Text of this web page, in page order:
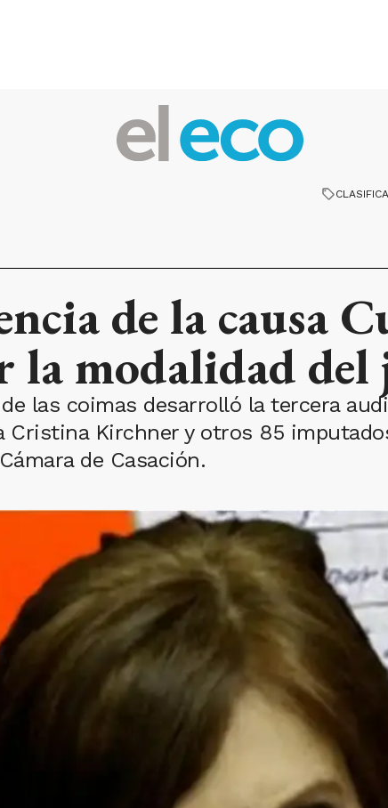
de la causa
la modalidad
las coimas desarrolló la tercera
Cristina Kirchner y otros 85
de Casación.